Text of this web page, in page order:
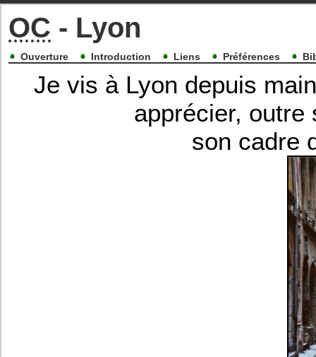
OC - Lyon
Ouverture Introduction Liens Préférences
Je vis à Lyon depuis
apprécier, outre
son cadre